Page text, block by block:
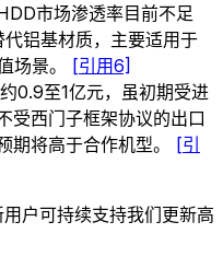
市场渗透率目前不足
铝基材质，主要适用于
场景。 [引用6]
0.9至1亿元，虽初期受进
受西门子框架协议的出口
期将高于合作机型。 [引
户可持续支持我们更新高